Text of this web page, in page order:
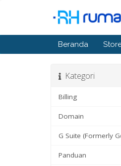
Beranda
Kategori
Billing
Domain
Panduan